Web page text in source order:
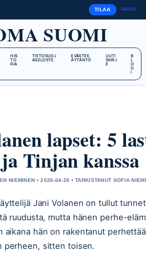
TILAA HAKU
SUOMI
HIS
TO
RIA
TIETOSUOJ
ASELOSTE
EVÄSTEK
ÄYTÄNTÖ
UUTI
SKIRJ
E
B
L
O
G
I
lapset: 5
Tinjan kanssa
NIEMINEN • 2026-04-26 • TARKISTANUT SOFIA NIEMI
Jani Volanen on tullut
ruudusta, mutta hänen perhe-
aikana hän on rakentanut
sitten toisen.